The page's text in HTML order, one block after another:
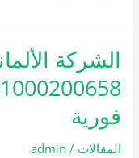
الشركة
فورية
المقالات /
admin
الشركة
الألمانية
لإبادة
الحشرات
01000200658